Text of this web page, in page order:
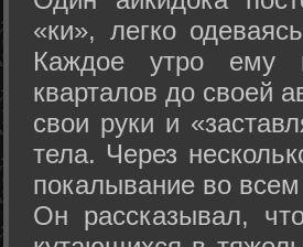
«ки», легко
Каждое утро ему
кварталов до своей
свои руки и
тела. Через
покалывание во всем
Он рассказывал,